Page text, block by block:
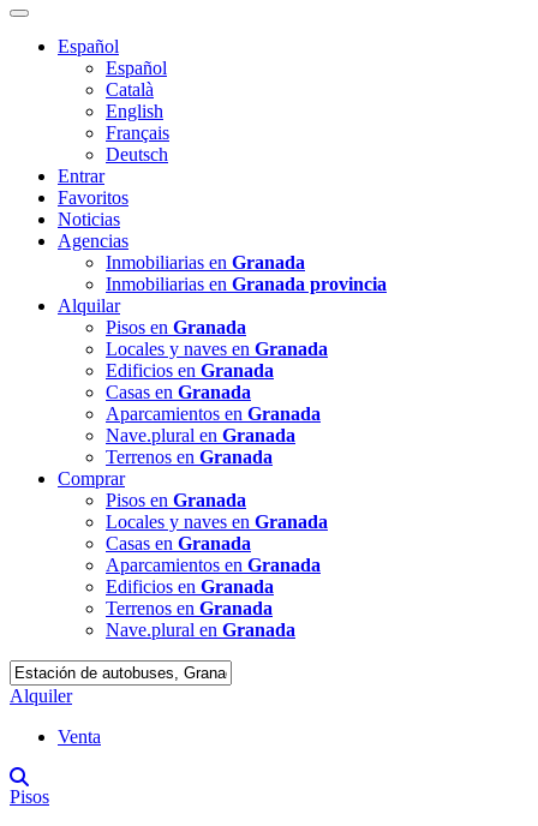
Español
Español
Català
English
Français
Deutsch
Entrar
Favoritos
Noticias
Agencias
Inmobiliarias en Granada
Inmobiliarias en Granada provincia
Alquilar
Pisos en Granada
Locales y naves en Granada
Edificios en Granada
Casas en Granada
Aparcamientos en Granada
Nave.plural en Granada
Terrenos en Granada
Comprar
Pisos en Granada
Locales y naves en Granada
Casas en Granada
Aparcamientos en Granada
Edificios en Granada
Terrenos en Granada
Nave.plural en Granada
Alquiler
Venta
Pisos